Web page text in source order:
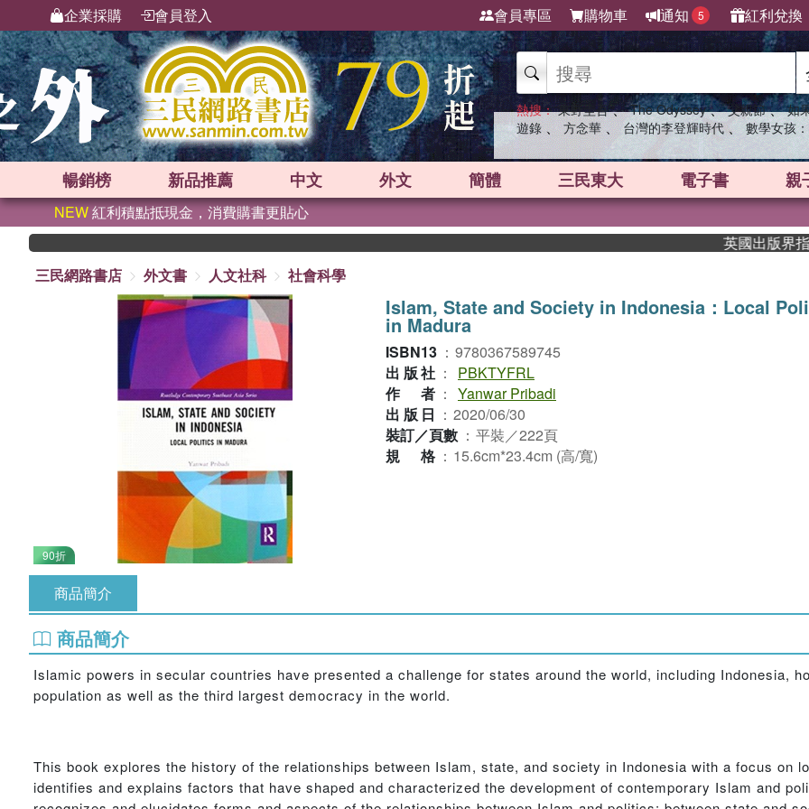
企業採購 會員登入 會員專區 購物車 通知 5 紅利兌換
熱搜： 東野圭吾 、 The Odyssey 、 父親節 、 如
遊錄 、 方念華 、 台灣的李登輝時代 、 數學女孩
暢銷榜 新品推薦 中文 外文 簡體 三民東大 電子書 親
NEW紅利積點抵現金，消費購書更貼心
英國出版界指
三民網路書店
外文書 人文社科 社會科學
90折
Islam, State and Society in Indonesia：Local
in Madura
ISBN13 ： 9780367589745
出版社 ：
PBKTYFRL
作者 ： Yanwar Pribadi
出版日 ： 2020/06/30
裝訂／頁數 ： 平裝／222頁
規格 ： 15.6cm*23.4cm (高/寬)
商品簡介
商品簡介
Islamic powers in secular countries have presented a challenge for states around the world, including Indonesia,
population as well as the third largest democracy in the world.
This book explores the history of the relationships between Islam, state, and society in Indonesia with a focus on
identifies and explains factors that have shaped and characterized the development of contemporary Islam and